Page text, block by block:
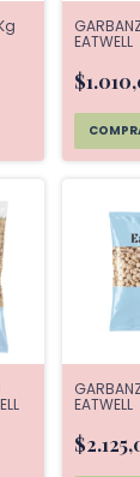
EATWELL
EATWELL